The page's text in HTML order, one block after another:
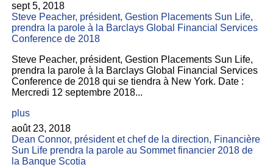
sept 5, 2018
Steve Peacher, président, Gestion Placements Sun Life,
prendra la parole à la Barclays Global Financial Services
Conference de 2018
Steve Peacher, président, Gestion Placements Sun Life,
prendra la parole à la Barclays Global Financial Services
Conference de 2018 qui se tiendra à New York. Date :
Mercredi 12 septembre 2018...
plus
août 23, 2018
Dean Connor, président et chef de la direction, Financière
Sun Life prendra la parole au Sommet financier 2018 de
la Banque Scotia